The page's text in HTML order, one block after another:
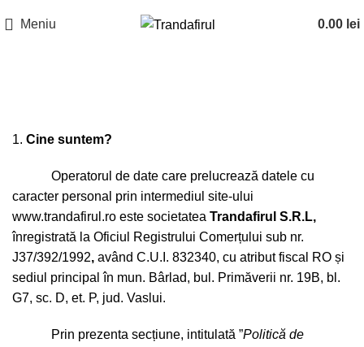
Meniu 0.00 lei
Cine suntem?
Operatorul de date care prelucrează datele cu
caracter personal prin intermediul site-ului
www.trandafirul.ro este societatea Trandafirul S.R.L,
înregistrată la Oficiul Registrului Comerțului sub nr.
J37/392/1992, având C.U.I. 832340, cu atribut fiscal RO și
sediul principal în mun. Bârlad, bul. Primăverii nr. 19B, bl.
G7, sc. D, et. P, jud. Vaslui.
Prin prezenta secțiune, intitulată ”Politică de